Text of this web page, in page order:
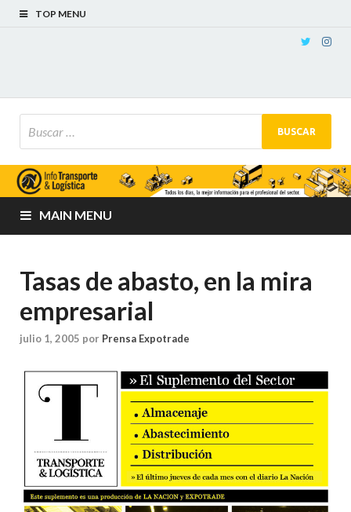
TOP MENU
MAIN MENU
Tasas de abasto, en la mira
empresarial
julio 1, 2005 por Prensa Expotrade